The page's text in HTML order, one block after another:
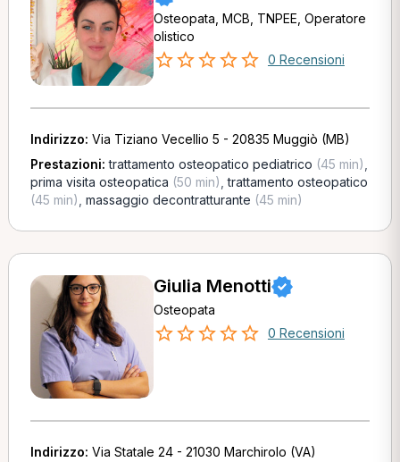
Osteopata, MCB, TNPEE, Operatore
olistico
0 Recensioni
Indirizzo: Via Tiziano Vecellio 5 - 20835 Muggiò (MB)
Prestazioni:trattamento osteopatico pediatrico (45 min)
prima visita osteopatica (50 min) ,trattamento osteopatico
(45 min) massaggio decontratturante (45 min)
Giulia Menotti
Osteopata
0 Recensioni
Indirizzo: Via Statale 24 - 21030 Marchirolo (VA)